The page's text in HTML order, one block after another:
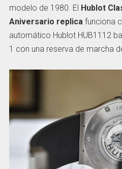
modelo de 1980. El Hublot
Aniversario replica funciona
automático Hublot HUB1112
1 con una reserva de marcha